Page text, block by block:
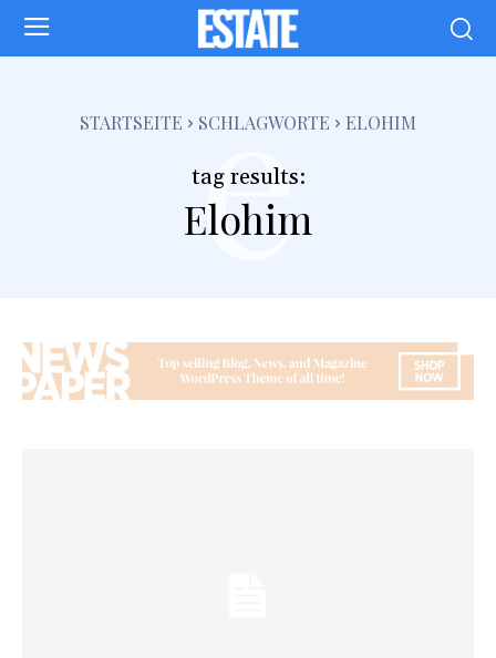
STARTSEITE SCHLAGWORTE ELOHIM
tag results:
Elohim
e